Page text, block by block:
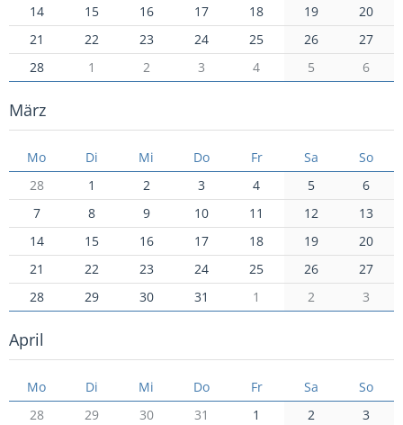
14
15 16 17 18 19
20
21
22 23 24 25 26
27
28
1 2 3 4 5 6
März
Mo Di Mi Do Fr Sa
So
28
1 2 3 4 5
6
7
8 9 10 11 12
13
14
15 16 17 18 19
20
21
22 23 24 25 26
27
28
29 30 31 1 2 3
April
Mo Di Mi Do Fr Sa
So
28
29 30 31 1 2
3